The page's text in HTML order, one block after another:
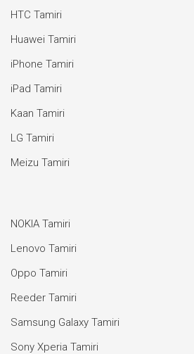
HTC Tamiri
Huawei Tamiri
iPhone Tamiri
iPad Tamiri
Kaan Tamiri
LG Tamiri
Meizu Tamiri
NOKIA Tamiri
Lenovo Tamiri
Oppo Tamiri
Reeder Tamiri
Samsung Galaxy Tamiri
Sony Xperia Tamiri